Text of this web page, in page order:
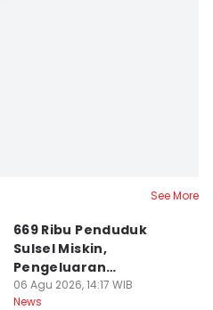
See More
669 Ribu Penduduk
Sulsel Miskin,
Pengeluaran
Terbesarnya Rokok
06 Agu 2026, 14:17 WIB
News